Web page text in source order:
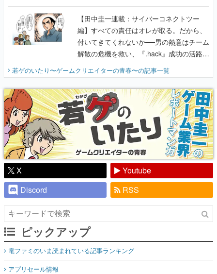
に行って、より理解を深めよう【PR】
【田中圭一連載：サイバーコネクトツー
編】すべての責任はオレが取る。だから、
付いてきてくれないか──男の熱意はチーム
解散の危機を救い、『.hack』成功の活路を
『少年ジャンプ』色だった【若ゲのいた
り】
若ゲのいたり〜ゲームクリエイターの青春〜の記事一覧
X
Youtube
Discord
RSS
ピックアップ
電ファミのいま読まれている記事ランキング
アプリセール情報